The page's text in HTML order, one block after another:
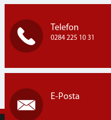
Telefon
0284 225 10 31
E-Posta